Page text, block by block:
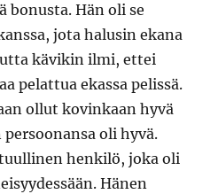
Hän oli se
jota halusin ekana
kävikin ilmi, ettei
pelattua ekassa pelissä.
ollut kovinkaan hyvä
oli hyvä.
henkilö, joka oli
Hänen